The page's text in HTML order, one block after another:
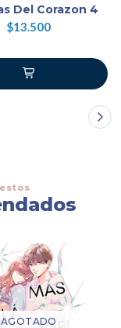
Del Corazon 4
$13.500
AGOTADO